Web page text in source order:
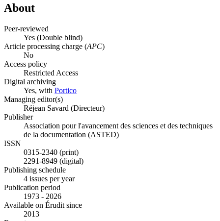
About
Peer-reviewed
Yes (Double blind)
Article processing charge (APC)
No
Access policy
Restricted Access
Digital archiving
Yes, with Portico
Managing editor(s)
Réjean Savard (Directeur)
Publisher
Association pour l'avancement des sciences et des techniques
de la documentation (ASTED)
ISSN
0315-2340 (print)
2291-8949 (digital)
Publishing schedule
4 issues per year
Publication period
1973 - 2026
Available on Érudit since
2013